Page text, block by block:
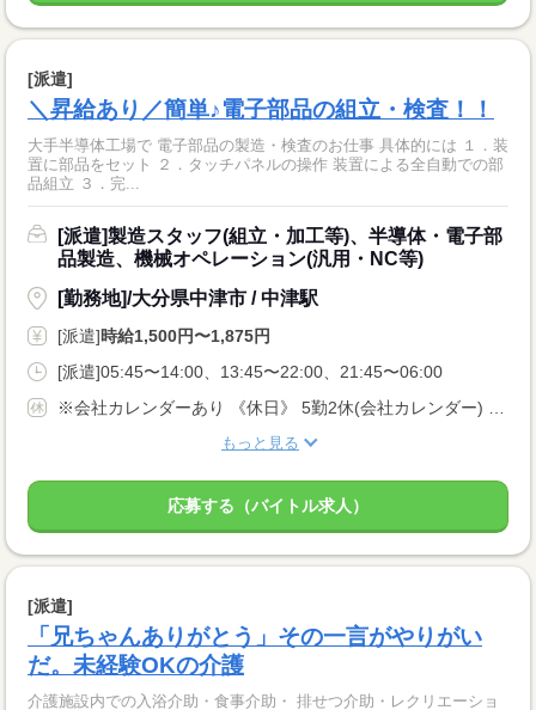
[派遣]
＼昇給あり／簡単♪電子部品の組立・検査！！
大手半導体工場で 電子部品の製造・検査のお仕事 具体的には １．装
置に部品をセット ２．タッチパネルの操作 装置による全自動での部
品組立 ３．完...
[派遣]製造スタッフ(組立・加工等)、半導体・電子部
品製造、機械オペレーション(汎用・NC等)
[勤務地]/大分県中津市 / 中津駅
[派遣]時給1,500円〜1,875円
[派遣]05:45〜14:00、13:45〜22:00、21:45〜06:00
もっと見る
応募する（バイトル求人）
[派遣]
「兄ちゃんありがとう」その一言がやりがい
だ。未経験OKの介護
介護施設内での入浴介助・食事介助・ 排せつ介助・レクリエーショ